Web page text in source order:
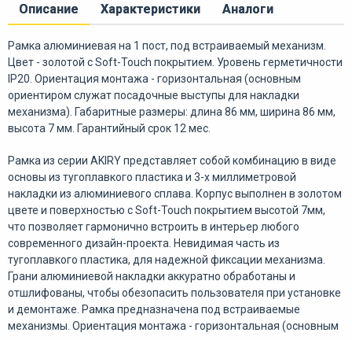
Описание Характеристики Аналоги
Рамка алюминиевая на 1 пост, под встраиваемый механизм.
Цвет - золотой с Soft-Touch покрытием. Уровень герметичности
IP20. Ориентация монтажа - горизонтальная (основным
ориентиром служат посадочные выступы для накладки
механизма). Габаритные размеры: длина 86 мм, ширина 86 мм,
высота 7 мм. Гарантийный срок 12 мес.
Рамка из серии AKIRY представляет собой комбинацию в виде
основы из тугоплавкого пластика и 3-х миллиметровой
накладки из алюминиевого сплава. Корпус выполнен в золотом
цвете и поверхностью с Soft-Touch покрытием высотой 7мм,
что позволяет гармонично встроить в интерьер любого
современного дизайн-проекта. Невидимая часть из
тугоплавкого пластика, для надежной фиксации механизма.
Грани алюминиевой накладки аккуратно обработаны и
отшлифованы, чтобы обезопасить пользователя при установке
и демонтаже. Рамка предназначена под встраиваемые
механизмы. Ориентация монтажа - горизонтальная (основным